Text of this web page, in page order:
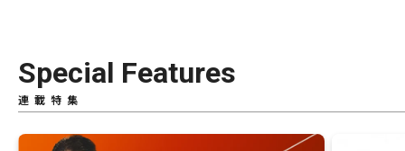
Special Features
連載特集